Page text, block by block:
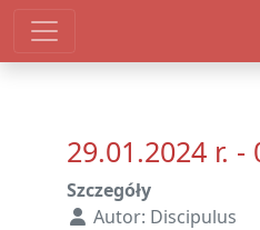
29.01.2024 r. -
Szczegóły
Autor: Discipulus